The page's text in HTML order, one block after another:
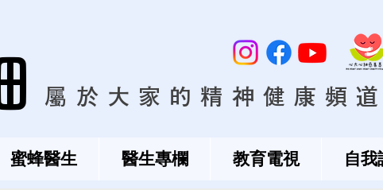
屬於大家的精神健康頻道
蜜蜂醫生 醫生專欄 教育電視 自我